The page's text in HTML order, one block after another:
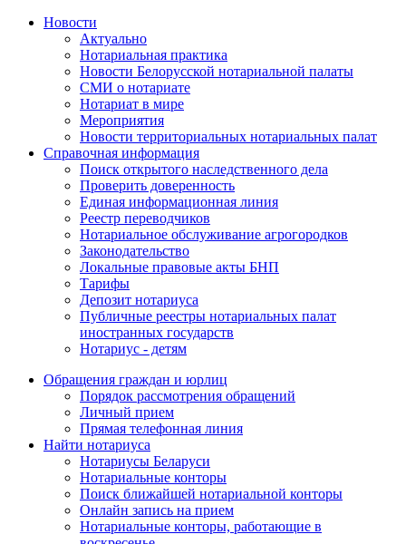
Новости
Актуально
Нотариальная практика
Новости Белорусской нотариальной палаты
СМИ о нотариате
Нотариат в мире
Мероприятия
Новости территориальных нотариальных палат
Справочная информация
Поиск открытого наследственного дела
Проверить доверенность
Единая информационная линия
Реестр переводчиков
Нотариальное обслуживание агрогородков
Законодательство
Локальные правовые акты БНП
Тарифы
Депозит нотариуса
Публичные реестры нотариальных палат
иностранных государств
Нотариус - детям
Обращения граждан и юрлиц
Порядок рассмотрения обращений
Личный прием
Прямая телефонная линия
Найти нотариуса
Нотариусы Беларуси
Нотариальные конторы
Поиск ближайшей нотариальной конторы
Онлайн запись на прием
Нотариальные конторы, работающие в